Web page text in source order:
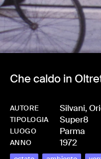
Che caldo in
AUTORE Silvani,
TIPOLOGIA Super8
LUOGO Parma
ANNO 1972